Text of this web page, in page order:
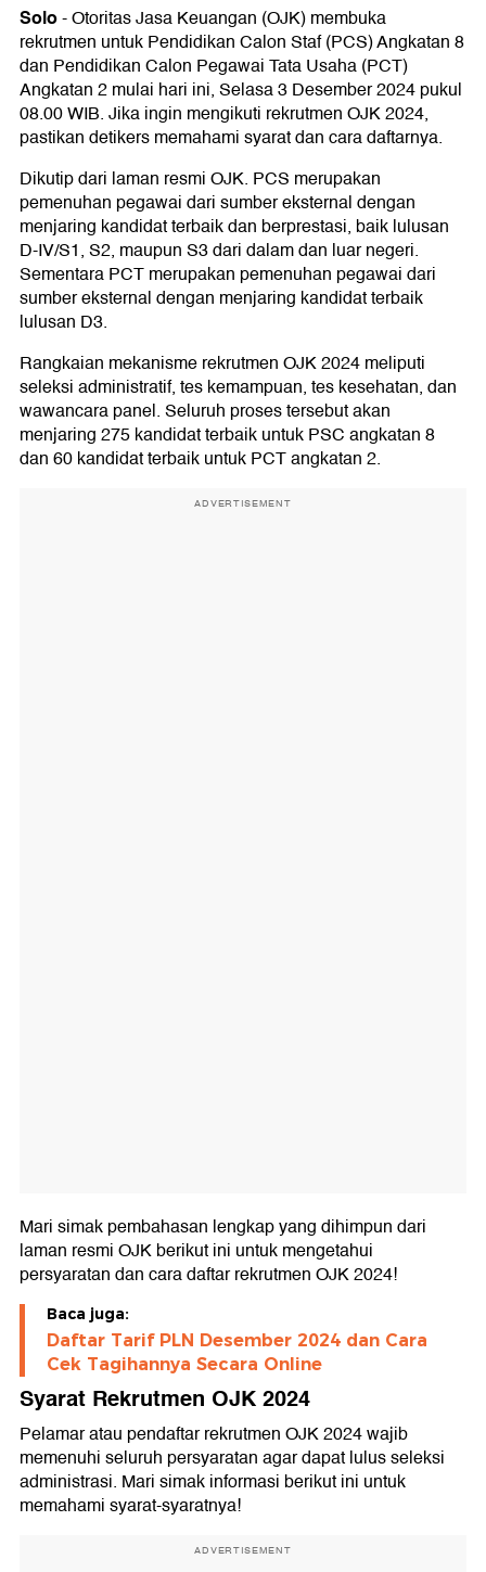
1. Syarat Umum
2. Syarat Khusus PCS Angkatan 8
3. Syarat Khusus PCT Angkatan 2
Cara Daftar Rekrutmen OJK 2024
1. Ketentuan Pendaftaran
2. Langkah-Langkah Pendaftaran
Tahapan dan Jadwal Rekrutmen OJK 2024
1. Tahapan Rekrutmen PCS Angkatan 8
2. Tahapan Rekrutmen PCT Angkatan 2
Solo-Otoritas Jasa Keuangan (OJK) membuka
rekrutmen untuk Pendidikan Calon Staf (PCS) Angkatan 8
dan Pendidikan Calon Pegawai Tata Usaha (PCT)
Angkatan 2 mulai hari ini, Selasa 3 Desember 2024 pukul
08.00 WIB. Jika ingin mengikuti rekrutmen OJK 2024,
pastikan detikers memahami syarat dan cara daftarnya.
Dikutip dari laman resmi OJK. PCS merupakan
pemenuhan pegawai dari sumber eksternal dengan
menjaring kandidat terbaik dan berprestasi, baik lulusan
D-IV/S1, S2, maupun S3 dari dalam dan luar negeri.
Sementara PCT merupakan pemenuhan pegawai dari
sumber eksternal dengan menjaring kandidat terbaik
lulusan D3.
Rangkaian mekanisme rekrutmen OJK 2024 meliputi
seleksi administratif, tes kemampuan, tes kesehatan, dan
wawancara panel. Seluruh proses tersebut akan
menjaring 275 kandidat terbaik untuk PSC angkatan 8
dan 60 kandidat terbaik untuk PCT angkatan 2.
ADVERTISEMENT
Mari simak pembahasan lengkap yang dihimpun dari
laman resmi OJK berikut ini untuk mengetahui
persyaratan dan cara daftar rekrutmen OJK 2024!
Baca juga:
Daftar Tarif PLN Desember 2024 dan Cara
Cek Tagihannya Secara Online
Syarat Rekrutmen OJK 2024
Pelamar atau pendaftar rekrutmen OJK 2024 wajib
memenuhi seluruh persyaratan agar dapat lulus seleksi
administrasi. Mari simak informasi berikut ini untuk
memahami syarat-syaratnya!
ADVERTISEMENT